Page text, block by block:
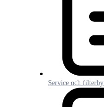
Service och